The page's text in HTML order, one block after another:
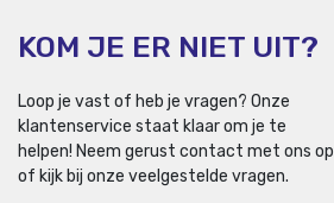
KOM JE ER NIET UIT?
Loop je vast of heb je vragen? Onze
klantenservice staat klaar om je te
helpen! Neem gerust contact met ons op
of kijk bij onze veelgestelde vragen.